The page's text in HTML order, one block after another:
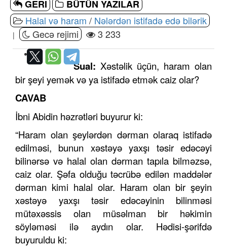
GERI
BÜTÜN YAZILAR
Halal və haram / Nələrdən istifadə edə bilərik
| Gecə rejimi 3 233
Sual: Xəstəlik üçün, haram olan
bir şeyi yemək və ya istifadə etmək caiz olar?
CAVAB
İbni Abidin həzrətləri buyurur ki:
“Haram olan şeylərdən dərman olaraq istifadə
edilməsi, bunun xəstəyə yaxşı təsir edəcəyi
bilinərsə və halal olan dərman tapıla bilməzsə,
caiz olar. Şəfa olduğu təcrübə edilən maddələr
dərman kimi halal olar. Haram olan bir şeyin
xəstəyə yaxşı təsir edəcəyinin bilinməsi
mütəxəssis olan müsəlman bir həkimin
söyləməsi ilə aydın olar. Hədisi-şərifdə
buyuruldu ki: